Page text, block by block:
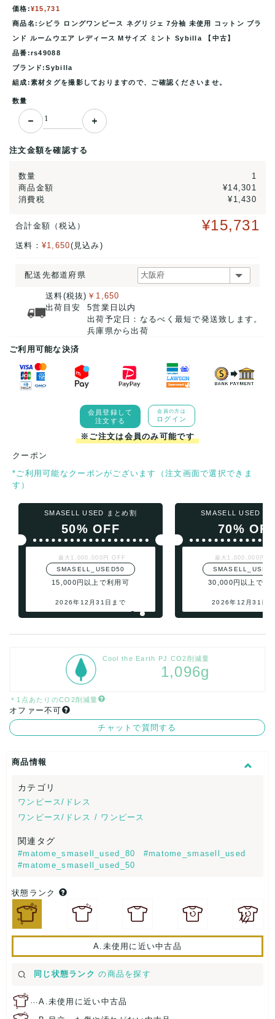
価格:¥15,731
商品名:シビラ ロングワンピース ネグリジェ 7分袖 未使用 コットン ブラ
ンド ルームウエア レディース Mサイズ ミント Sybilla 【中古】
品番:rs49088
ブランド:Sybilla
組成:素材タグを撮影しておりますので、ご確認くださいませ。
数量
注文金額を確認する
数量
1
商品金額
¥14,301
消費税
¥1,430
合計金額（税込） ¥15,731
送料： ¥1,650(見込み)
配送先都道府県
送料(税抜)
出荷目安
￥1,650
5営業日以内
出荷予定日：なるべく最短で発送致します。
兵庫県から出荷
ご利用可能な決済
会員登録して
注文する
会員の方は
ログイン
※ご注文は会員のみ可能です
クーポン
*ご利用可能なクーポンがございます（注文画面で選択できま
す）
SMASELL USED まとめ割
50% OFF
最大1,000,000円 OFF
SMASELL_USED50
15,000円以上で利用可
2026年12月31日まで
SMASELL USED ま
70%
最大1,000,000円
30,000円以上で利
2026年12月31日
Cool the Earth PJ CO2削減量
1,096g
＊1点あたりのCO2削減量
オファー不可
チャットで質問する
商品情報
カテゴリ
ワンピース/ドレス
ワンピース/ドレス / ワンピース
関連タグ
#matome_smasell_used_80
#matome_smasell_used
#matome_smasell_used_50
状態ランク
A.未使用に近い中古品
同じ状態ランク の商品を探す
…A.未使用に近い中古品